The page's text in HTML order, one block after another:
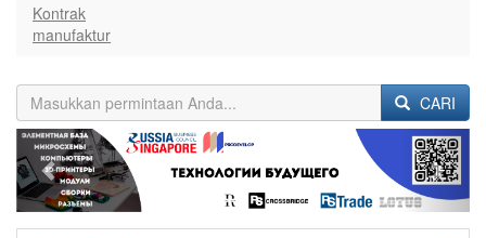
Kontrak
manufaktur
CARI
Previous Next